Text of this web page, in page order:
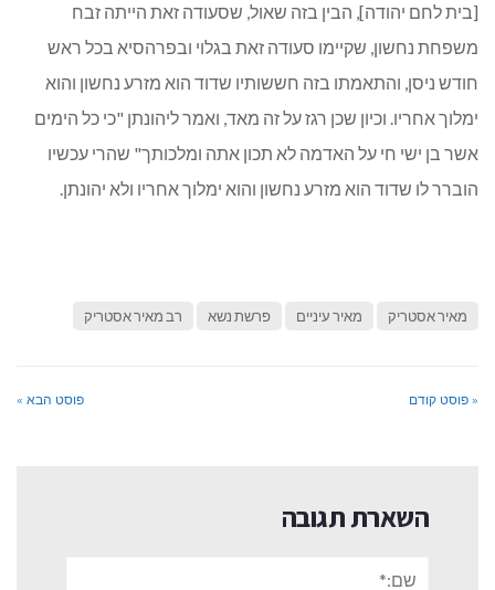
[בית לחם יהודה], הבין בזה שאול, שסעודה זאת הייתה זבח
משפחת נחשון, שקיימו סעודה זאת בגלוי ובפרהסיא בכל ראש
חודש ניסן, והתאמתו בזה חששותיו שדוד הוא מזרע נחשון והוא
ימלוך אחריו. וכיון שכן רגז על זה מאד, ואמר ליהונתן "כי כל הימים
אשר בן ישי חי על האדמה לא תכון אתה ומלכותך" שהרי עכשיו
הוברר לו שדוד הוא מזרע נחשון והוא ימלוך אחריו ולא יהונתן.
מאיר אסטריק מאיר עיניים פרשת נשא רב מאיר אסטריק
« פוסט קודם פוסט הבא »
השארת תגובה